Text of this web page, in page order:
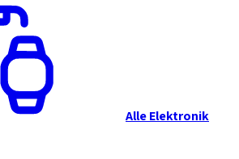
Alle Elektronik